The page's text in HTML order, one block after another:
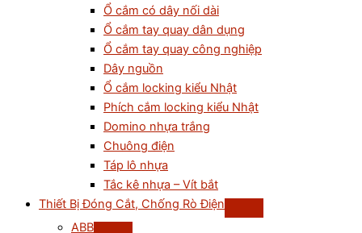
Ổ cắm có dây nối dài
Ổ cắm tay quay dân dụng
Ổ cắm tay quay công nghiệp
Dây nguồn
Ổ cắm locking kiểu Nhật
Phích cắm locking kiểu Nhật
Domino nhựa trắng
Chuông điện
Táp lô nhựa
Tắc kê nhựa – Vít bắt
Thiết Bị Đóng Cắt, Chống Rò Điện
ABB